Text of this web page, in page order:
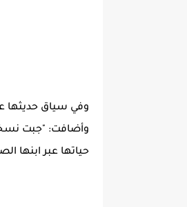
وفي سياق حديثها عن
وأضافت: "جبت
حياتها عبر ابنها